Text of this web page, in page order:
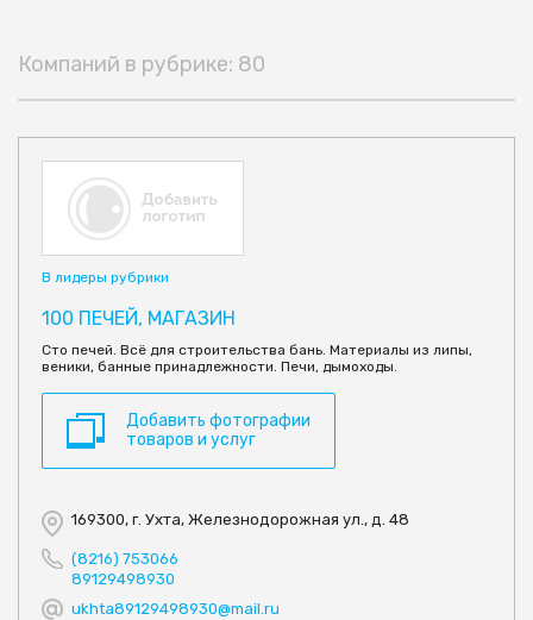
Компаний в рубрике: 80
В лидеры рубрики
100 ПЕЧЕЙ, МАГАЗИН
Сто печей. Всё для строительства бань. Материалы из липы,
веники, банные принадлежности. Печи, дымоходы.
Добавить фотографии
товаров и услуг
169300, г. Ухта, Железнодорожная ул., д. 48
(8216) 753066
89129498930
ukhta89129498930@mail.ru